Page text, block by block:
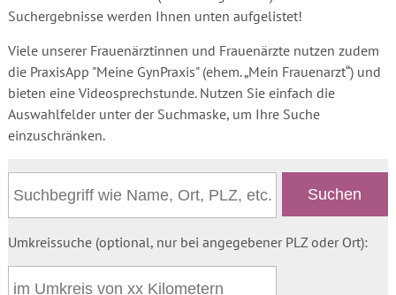
Suchergebnisse werden Ihnen unten aufgelistet!
Viele unserer Frauenärztinnen und Frauenärzte nutzen zudem
die PraxisApp "Meine GynPraxis" (ehem. „Mein Frauenarzt“) und
bieten eine Videosprechstunde. Nutzen Sie einfach die
Auswahlfelder unter der Suchmaske, um Ihre Suche
einzuschränken.
Umkreissuche (optional, nur bei angegebener PLZ oder Ort):